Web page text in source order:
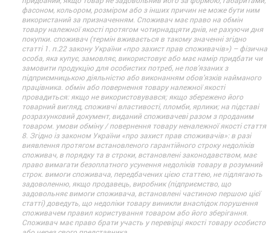
фасоном, кольором, розміром або з інших причин не може бути ним
використаний за призначенням. Споживач має право на обмін
товару належної якості протягом чотирнадцяти днів, не рахуючи дня
покупки. споживач (термін вживається в такому значенні згідно
статті 1. п.22 закону України «про захист прав споживачів») – фізична
особа, яка купує, замовляє, використовує або має намір придбати чи
замовити продукцію для особистих потреб, не пов’язаних з
підприємницькою діяльністю або виконанням обов’язків найманого
працівника. обмін або повернення товару належної якості
провадиться: якщо не використовувався; якщо збережено його
товарний вигляд, споживчі властивості, пломби, ярлики; на підставі
розрахунковий документ, виданий споживачеві разом з проданим
товаром. умови обміну / повернення товару неналежної якості стаття
8. Згідно із законом України «про захист прав споживачів»: в разі
виявлення протягом встановленого гарантійного строку недоліків
споживач, в порядку та в строки, встановлені законодавством, має
право вимагати безоплатного усунення недоліків товару в розумний
строк. вимоги споживача, передбачених цією статтею, не підлягають
задоволенню, якщо продавець, виробник (підприємство, що
задовольняє вимоги споживача, встановлені частиною першою цієї
статті) доведуть, що недоліки товару виникли внаслідок порушення
споживачем правил користування товаром або його зберігання.
Споживач має право брати участь у перевірці якості товару особисто